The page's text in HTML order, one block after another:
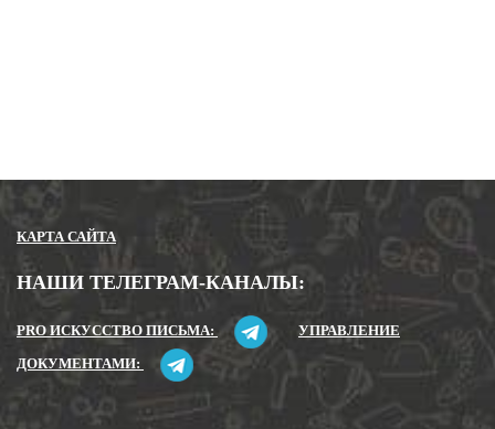
КАРТА САЙТА
НАШИ ТЕЛЕГРАМ-КАНАЛЫ:
PRO ИСКУССТВО ПИСЬМА:
УПРАВЛЕНИЕ
ДОКУМЕНТАМИ: